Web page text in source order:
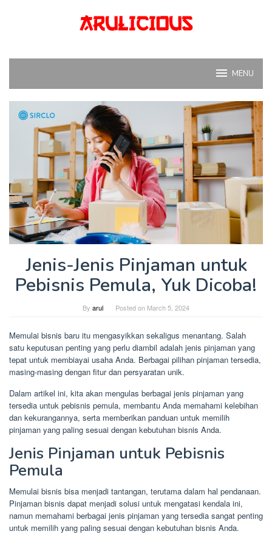
MENU
Jenis-Jenis Pinjaman untuk
Pebisnis Pemula, Yuk Dicoba!
By arul Posted on March 5, 2024
Memulai bisnis baru itu mengasyikkan sekaligus menantang. Salah
satu keputusan penting yang perlu diambil adalah jenis pinjaman yang
tepat untuk membiayai usaha Anda. Berbagai pilihan pinjaman tersedia,
masing-masing dengan fitur dan persyaratan unik.
Dalam artikel ini, kita akan mengulas berbagai jenis pinjaman yang
tersedia untuk pebisnis pemula, membantu Anda memahami kelebihan
dan kekurangannya, serta memberikan panduan untuk memilih
pinjaman yang paling sesuai dengan kebutuhan bisnis Anda.
Jenis Pinjaman untuk Pebisnis
Pemula
Memulai bisnis bisa menjadi tantangan, terutama dalam hal pendanaan.
Pinjaman bisnis dapat menjadi solusi untuk mengatasi kendala ini,
namun memahami berbagai jenis pinjaman yang tersedia sangat penting
untuk memilih yang paling sesuai dengan kebutuhan bisnis Anda.